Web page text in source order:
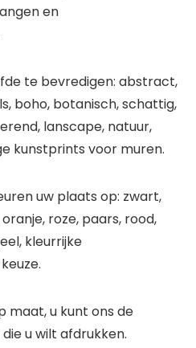
en
te bevredigen: abstract,
boho, botanisch, schattig,
lanscape, natuur,
kunstprints voor muren.
uw plaats op: zwart,
roze, paars, rood,
kleurrijke
maat, u kunt ons de
u wilt afdrukken.